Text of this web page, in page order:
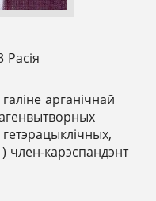
Расія
арганічнай
член-карэспандэнт